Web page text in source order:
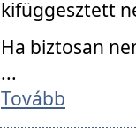
kifüggesztett
Ha biztosan
...
Tovább